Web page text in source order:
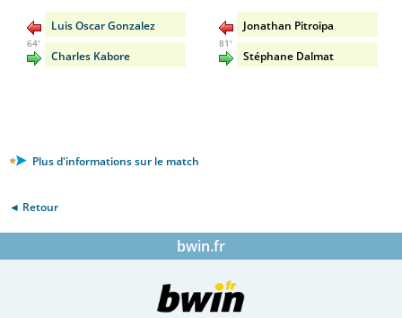
Luis Oscar Gonzalez
64'
Charles Kabore
Jonathan Pitroipa
81'
Stéphane Dalmat
Plus d'informations sur le match
◄ Retour
bwin.fr